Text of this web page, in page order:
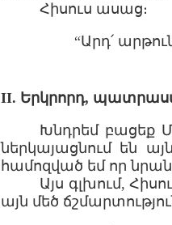
Հիսուս ասաց։
“Արդ՛
II. Երկրորդ,
Խնդրեմ բացեք
ներկայացնում են
համոզված եմ որ
Այս գլխում,
այն մեծ